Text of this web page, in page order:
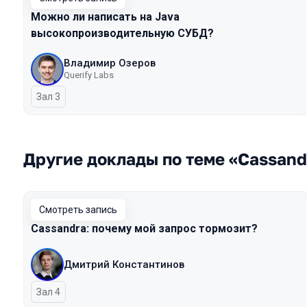
Можно ли написать на Java
высокопроизводительную СУБД?
Владимир Озеров
Querify Labs
Зал 3
Другие доклады по теме
Смотреть запись
Cassandra: почему мой запрос тормозит?
Дмитрий Константинов
Зал 4